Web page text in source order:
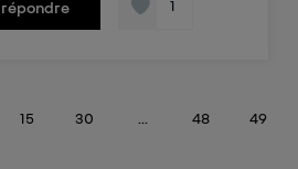
répondre 1
15 30 48 49